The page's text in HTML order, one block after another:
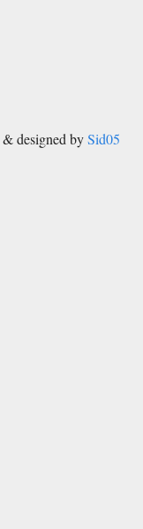
& designed bySid05